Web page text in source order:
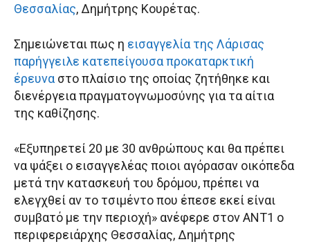
Θεσσαλίας, Δημήτρης Κουρέτας.
Σημειώνεται πως η εισαγγελία της Λάρισας
παρήγγειλε κατεπείγουσα προκαταρκτική
έρευναστο πλαίσιο της οποίας ζητήθηκε και
διενέργεια πραγματογνωμοσύνης για τα αίτια
της καθίζησης.
«Εξυπηρετεί 20 με 30 ανθρώπους και θα πρέπει
να ψάξει ο εισαγγελέας ποιοι αγόρασαν οικόπεδα
μετά την κατασκευή του δρόμου, πρέπει να
ελεγχθεί αν το τσιμέντο που έπεσε εκεί είναι
συμβατό με την περιοχή» ανέφερε στον ΑΝΤ1 ο
περιφερειάρχης Θεσσαλίας, Δημήτρης